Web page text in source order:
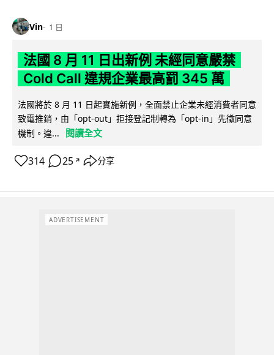
Vin 1 日
法國 8 月 11 日出新例 未經同意嚴禁
Cold Call 違規企業最高罰 345 萬
法國將於 8 月 11 日起實施新例，全面禁止企業未經消費者同意
致電推銷，由「opt-out」拒接登記制轉為「opt-in」先徵同意
機制。違...
閱讀全文
314 25 ↗ 分享
ADVERTISEMENT